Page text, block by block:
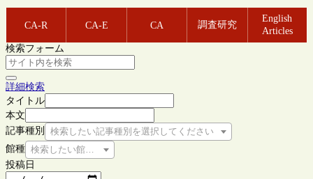
CA-R CA-E CA 調査研究
English
Articles
検索フォーム
詳細検索
タイトル
本文
記事種別
検索したい記事種別を選択してください
館種 検索したい館種を選択してください
投稿日